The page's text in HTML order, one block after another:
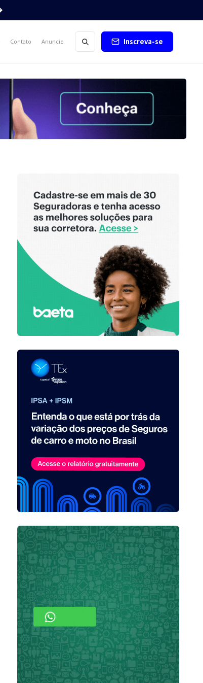
Contato Anuncie Inscreva-se